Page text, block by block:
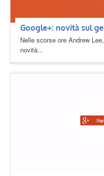
Google+: novità sul
Nelle scorse ore Andrew
novità...